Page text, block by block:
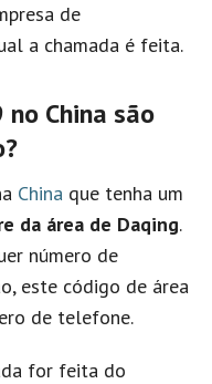
de
a chamada é feita.
China são
China que tenha um
da área de Daqing.
número de
este código de área
de telefone.
for feita do